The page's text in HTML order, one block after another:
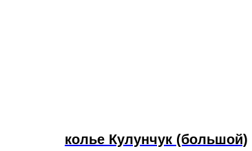
колье Кулунчук (большой)